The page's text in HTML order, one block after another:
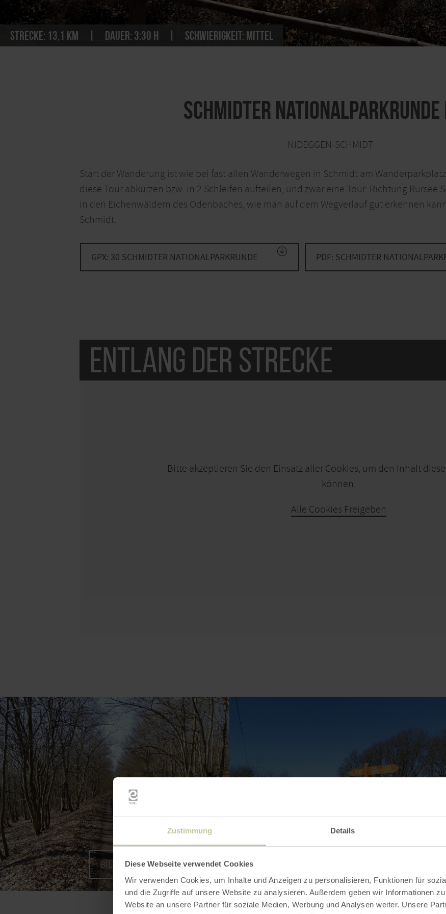
Zustimmung Details
Diese Webseite verwendet Cookies
Wir verwenden Cookies, um Inhalte und Anzeigen zu personalisieren, Funktionen für
und die Zugriffe auf unsere Website zu analysieren. Außerdem geben wir Informationen
Website an unsere Partner für soziale Medien, Werbung und Analysen weiter. Unsere
Strecke: 13,1 km Dauer: 3:30 h Schwierigkeit:mittel
Schmidter Nationalparkrunde
NIDEGGEN-SCHMIDT
Start der Wanderung ist wie bei fast allen Wanderwegen in Schmidt am
diese Tour abkürzen bzw. in 2 Schleifen aufteilen, und zwar eine Tour Richtung Rursee
in den Eichenwäldern des Odenbaches, wie man auf dem Wegverlauf gut erkennen
Schmidt.
GPX: 30 SCHMIDTER NATIONALPARKRUNDE PDF: SCHMIDTER
Entlang der Strecke
Bitte akzeptieren Sie den Einsatz aller Cookies, um den Inhalt
können.
Alle Cookies Freigeben
BILD VERGRÖSSERN